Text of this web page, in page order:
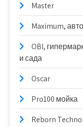
Master
Maximum,
OBI,
и сада
Oscar
Pro100 мойка
Reborn